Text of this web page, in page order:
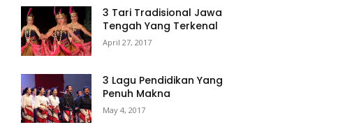
3 Tari Tradisional Jawa
Tengah Yang Terkenal
April 27, 2017
3 Lagu Pendidikan Yang
Penuh Makna
May 4, 2017